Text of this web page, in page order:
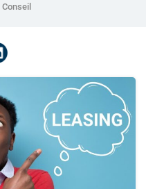
Conseil